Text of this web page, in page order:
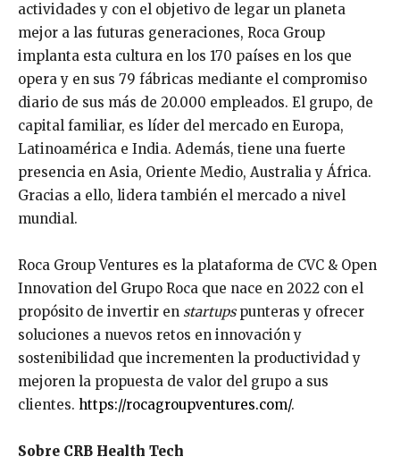
actividades y con el objetivo de legar un planeta
mejor a las futuras generaciones, Roca Group
implanta esta cultura en los 170 países en los que
opera y en sus 79 fábricas mediante el compromiso
diario de sus más de 20.000 empleados. El grupo, de
capital familiar, es líder del mercado en Europa,
Latinoamérica e India. Además, tiene una fuerte
presencia en Asia, Oriente Medio, Australia y África.
Gracias a ello, lidera también el mercado a nivel
mundial.
Roca Group Ventures es la plataforma de CVC & Open
Innovation del Grupo Roca que nace en 2022 con el
propósito de invertir en startupspunteras y ofrecer
soluciones a nuevos retos en innovación y
sostenibilidad que incrementen la productividad y
mejoren la propuesta de valor del grupo a sus
clientes. https://rocagroupventures.com/.
Sobre CRB Health Tech